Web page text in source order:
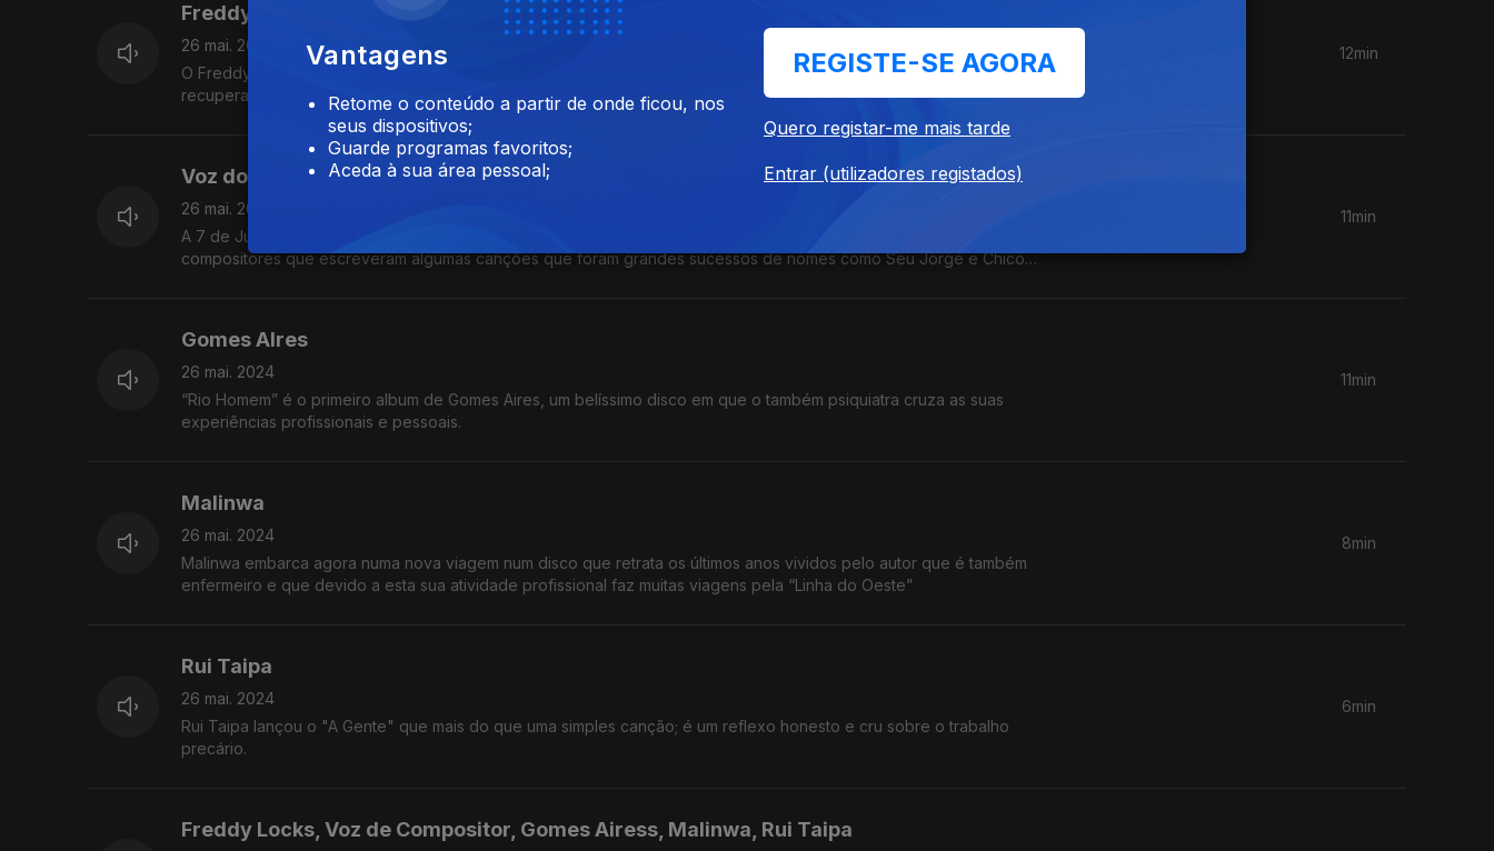
Freddy Locks
26 mai. 2024
O Freddy Locks comemora 20 anos de carreira este ano e assinala a data com a edição de Infinite Roots, um disco que
recupera alguns dos seus maiores sucessos e com dois concertos em Portugal.
12min
Voz do Compositor
26 mai. 2024
A 7 de Junho o Coliseu dos Recreios recebe um momento diferente. "Voz do Compositor" põe em palco 6
compositores que escreveram algumas canções que foram grandes sucessos de nomes como Seu Jorge e Chico
11min
Gomes AIres
26 mai. 2024
“Rio Homem” é o primeiro album de Gomes Aires, um belíssimo disco em que o também psiquiatra cruza as suas
experiências profissionais e pessoais.
11min
Malinwa
26 mai. 2024
Malinwa embarca agora numa nova viagem num disco que retrata os últimos anos vividos pelo autor que é também
enfermeiro e que devido a esta sua atividade profissional faz muitas viagens pela “Linha do Oeste”
8min
Rui Taipa
26 mai. 2024
Rui Taipa lançou o "A Gente" que mais do que uma simples canção; é um reflexo honesto e cru sobre o trabalho
precário.
6min
Freddy Locks, Voz de Compositor, Gomes Airess, Malinwa, Rui Taipa
Vantagens
Retome o conteúdo a partir de onde ficou, nos
seus dispositivos;
Guarde programas favoritos;
Aceda à sua área pessoal;
REGISTE-SE AGORA
Quero registar-me mais tarde
Entrar (utilizadores registados)